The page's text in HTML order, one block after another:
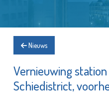
Nieuws
Vernieuwing
Schiedistrict,